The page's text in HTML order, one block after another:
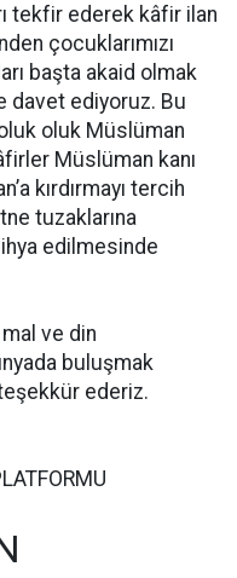
tekfir ederek kâfir ilan
çocuklarımızı
başta akaid olmak
davet ediyoruz. Bu
oluk Müslüman
Müslüman kanı
kırdırmayı tercih
tuzaklarına
edilmesinde
mal ve din
buluşmak
ederiz.